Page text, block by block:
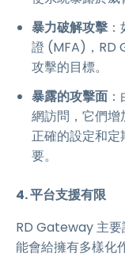
暴力破解攻擊
證 (MFA)，RD
攻擊的目標。
暴露的攻擊面
網訪問，它們增
正確的設定和
要。
4. 平台支援有限
RD Gateway 主
能會給擁有多樣化